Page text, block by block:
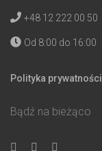
+48 12 222 00 50
Od 8:00 do 16:00
Polityka prywatności
Bądź na bieżąco